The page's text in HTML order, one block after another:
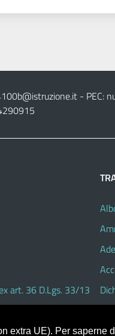
- PEC:
art. 36 D.Lgs. 33/13
extra UE). Per saperne